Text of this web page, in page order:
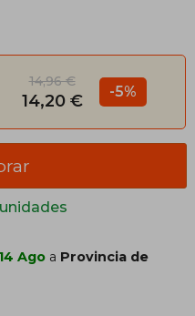
14,96 €
14,20 € -5%
Ago a Provincia de